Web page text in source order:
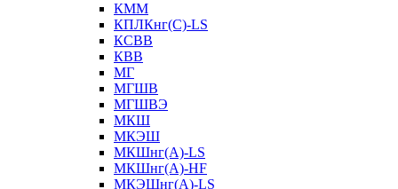
КММ
КПЛКнг(C)-LS
КСВВ
КВВ
МГ
МГШВ
МГШВЭ
МКШ
МКЭШ
МКШнг(А)-LS
МКШнг(А)-HF
МКЭШнг(А)-LS